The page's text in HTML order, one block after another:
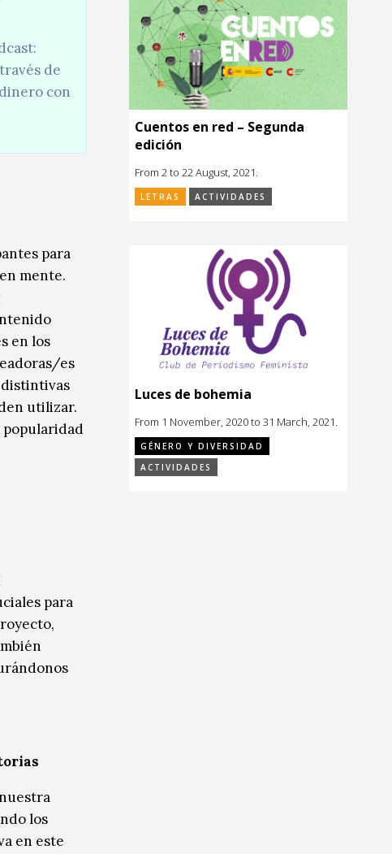
de
con
para
mente.
en los
es
distintivas
utilizar.
popularidad
para
los
en este
Cuentos en red – Segunda
edición
From 2 to 22 August, 2021.
LETRAS ACTIVIDADES
Luces de bohemia
From 1 November, 2020 to 31 March, 2021.
GÉNERO Y DIVERSIDAD
ACTIVIDADES